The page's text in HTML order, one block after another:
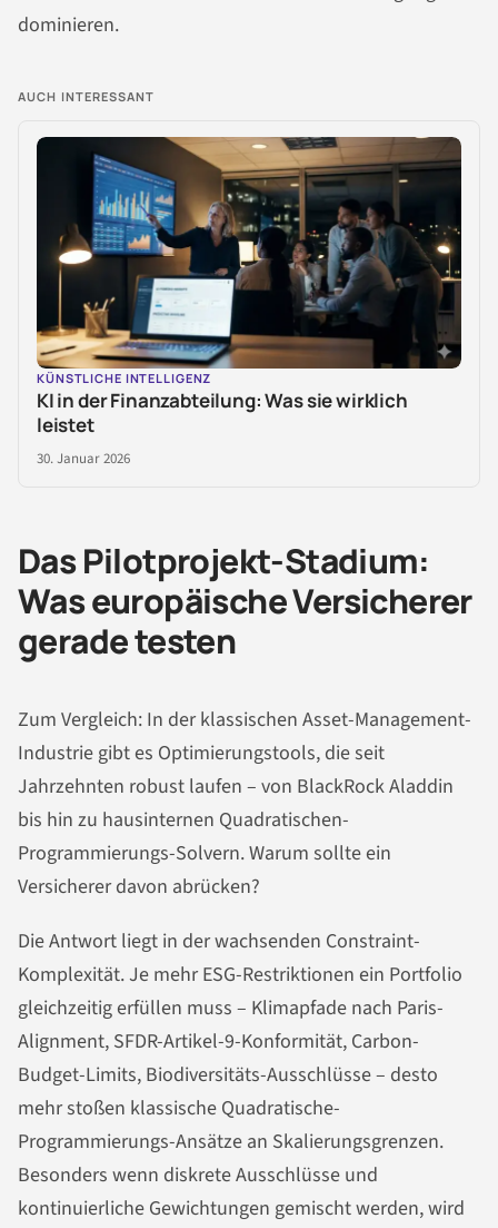
dominieren.
AUCH INTERESSANT
KÜNSTLICHE INTELLIGENZ
KI in der Finanzabteilung: Was sie wirklich
leistet
30. Januar 2026
Das Pilotprojekt-Stadium:
Was europäische Versicherer
gerade testen
Zum Vergleich: In der klassischen Asset-Management-
Industrie gibt es Optimierungstools, die seit
Jahrzehnten robust laufen – von BlackRock Aladdin
bis hin zu hausinternen Quadratischen-
Programmierungs-Solvern. Warum sollte ein
Versicherer davon abrücken?
Die Antwort liegt in der wachsenden Constraint-
Komplexität. Je mehr ESG-Restriktionen ein Portfolio
gleichzeitig erfüllen muss – Klimapfade nach Paris-
Alignment, SFDR-Artikel-9-Konformität, Carbon-
Budget-Limits, Biodiversitäts-Ausschlüsse – desto
mehr stoßen klassische Quadratische-
Programmierungs-Ansätze an Skalierungsgrenzen.
Besonders wenn diskrete Ausschlüsse und
kontinuierliche Gewichtungen gemischt werden, wird